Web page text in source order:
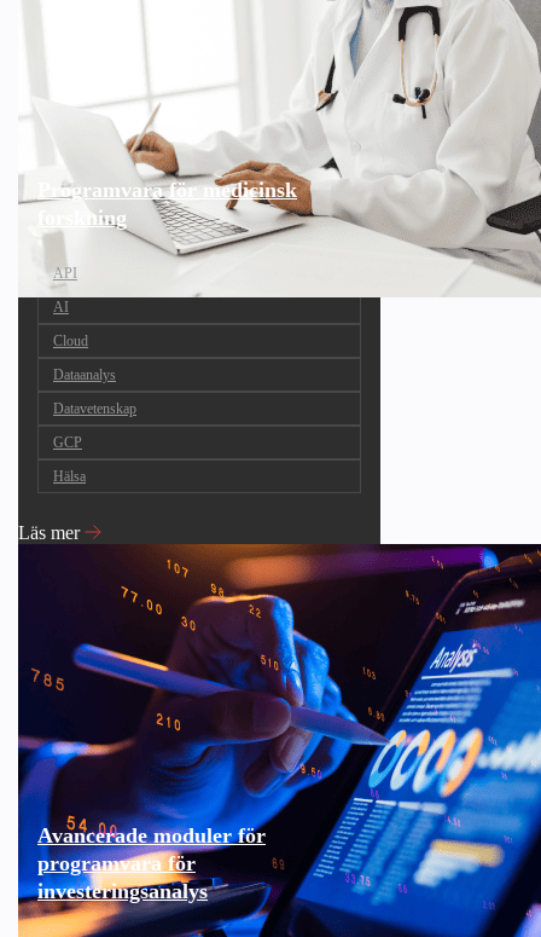
Programvara för medicinsk
forskning
API
AI
Cloud
Dataanalys
Datavetenskap
GCP
Hälsa
Läs mer
Avancerade moduler för
programvara för
investeringsanalys